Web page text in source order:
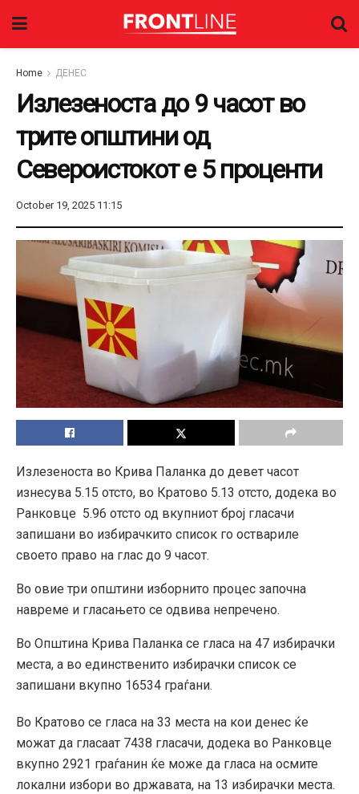
Home ДЕНЕС
Излезеноста до 9 часот во
трите општини од
Североистокот е 5 проценти
October 19, 2025 11:15
Излезеноста во Крива Паланка до девет часот
изнесува 5.15 отсто, во Кратово 5.13 отсто, додека во
Ранковце 5.96 отсто од вкупниот број гласачи
запишани во избирачкито список го оствариле
своето право на глас до 9 часот.
Во овие три општини изборнито процес започна
навреме и гласањето се одвива непречено.
Во Општина Крива Паланка се гласа на 47 избирачки
места, а во единственито избирачки список се
запишани вкупно 16534 граѓани.
Во Кратово се гласа на 33 места на кои денес ќе
можат да гласаат 7438 гласачи, додека во Ранковце
вкупно 2921 граѓанин ќе може да гласа на осмите
локални избори во државата, на 13 избирачки места.